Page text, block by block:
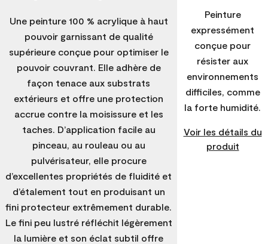
Une peinture 100 % acrylique à haut
pouvoir garnissant de qualité
supérieure conçue pour optimiser le
pouvoir couvrant. Elle adhère de
façon tenace aux substrats
extérieurs et offre une protection
accrue contre la moisissure et les
taches. D’application facile au
pinceau, au rouleau ou au
pulvérisateur, elle procure
d’excellentes propriétés de fluidité et
d’étalement tout en produisant un
fini protecteur extrêmement durable.
Le fini peu lustré réfléchit légèrement
la lumière et son éclat subtil offre
Peinture
expressément
conçue pour
résister aux
environnements
difficiles, comme
la forte humidité.
Voir les détails du
produit